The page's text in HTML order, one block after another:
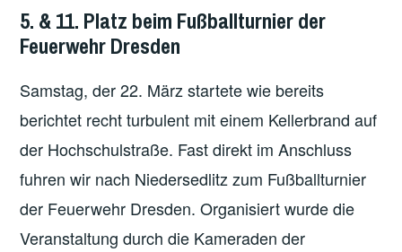
KUNZE
5. & 11. Platz beim Fußballturnier der
Feuerwehr Dresden
Samstag, der 22. März startete wie bereits
berichtet recht turbulent mit einem Kellerbrand auf
der Hochschulstraße. Fast direkt im Anschluss
fuhren wir nach Niedersedlitz zum Fußballturnier
der Feuerwehr Dresden. Organisiert wurde die
Veranstaltung durch die Kameraden der